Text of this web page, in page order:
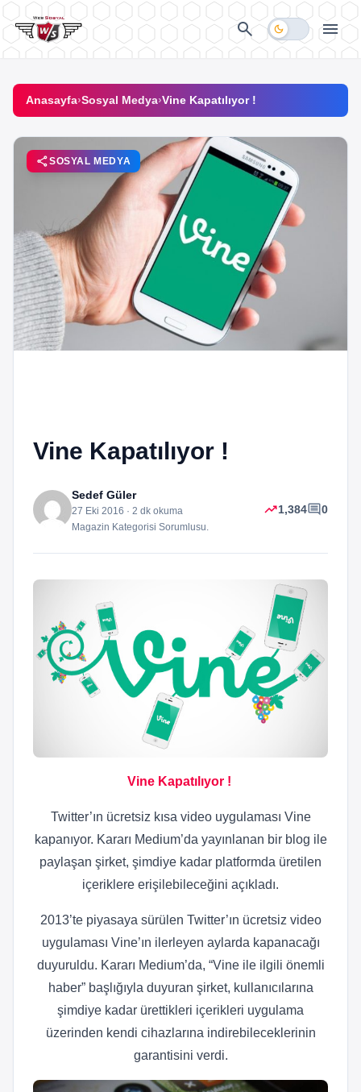
İçeriğe geç
search dark_mode menu
Anasayfa›Sosyal Medya›Vine Kapatılıyor !
shareSOSYAL MEDYA
Vine Kapatılıyor !
Sedef Güler
27 Eki 2016 · 2 dk okuma
Magazin Kategorisi Sorumlusu.
trending_up1,384comment0
Vine Kapatılıyor !
Twitter’ın ücretsiz kısa video uygulaması Vine
kapanıyor. Kararı Medium’da yayınlanan bir blog ile
paylaşan şirket, şimdiye kadar platformda üretilen
içeriklere erişilebileceğini açıkladı.
2013’te piyasaya sürülen Twitter’ın ücretsiz video
uygulaması Vine’ın ilerleyen aylarda kapanacağı
duyuruldu. Kararı Medium’da, “Vine ile ilgili önemli
haber” başlığıyla duyuran şirket, kullanıcılarına
şimdiye kadar ürettikleri içerikleri uygulama
üzerinden kendi cihazlarına indirebileceklerinin
garantisini verdi.